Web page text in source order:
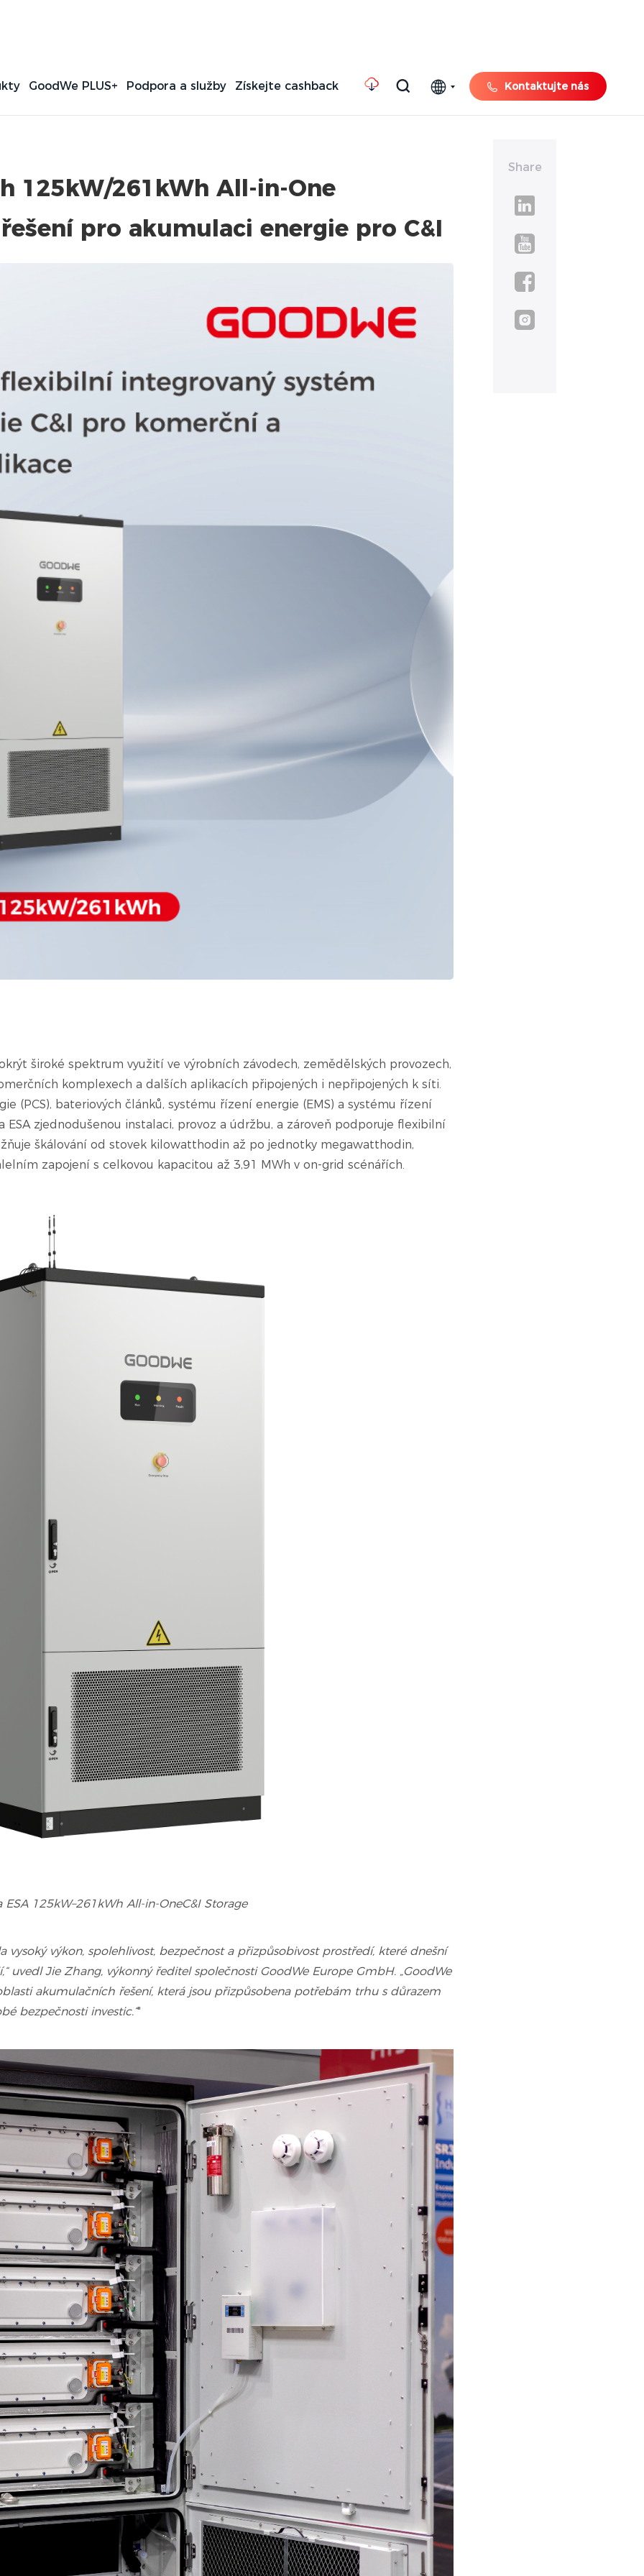
GoodWe PLUS+ Podpora a služby Získejte cashback Kontaktujte nás
Share
125kW/261kWh All-in-One
pro akumulaci energie pro C&I
široké spektrum využití ve výrobních závodech, zemědělských provozech,
komplexech a dalších aplikacích připojených i nepřipojených k síti.
(PCS), bateriových článků, systému řízení energie (EMS) a systému řízení
zjednodušenou instalaci, provoz a údržbu, a zároveň podporuje flexibilní
škálování od stovek kilowatthodin až po jednotky megawatthodin,
zapojení s celkovou kapacitou až 3,91 MWh v on-grid scénářích.
ESA 125kW–261kWh All-in-OneC&I Storage
vysoký výkon, spolehlivost, bezpečnost a přizpůsobivost prostředí, které dnešní
uvedl Jie Zhang, výkonný ředitel společnosti GoodWe Europe GmbH. „GoodWe
akumulačních řešení, která jsou přizpůsobena potřebám trhu s důrazem
bezpečnosti investic.“"